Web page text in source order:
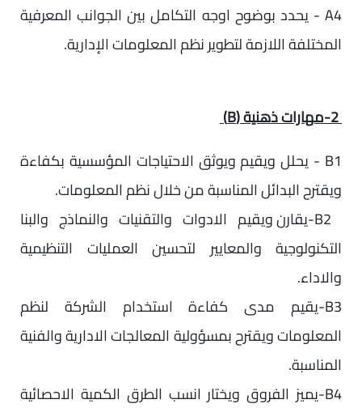
A4 - يحدد بوضوح اوجه التكامل بين الجوانب المعرفية
المختلفة اللازمة لتطوير نظم المعلومات الإدارية.
2-مهارات ذهنية (B)
B1 - يحلل ويقيم ويوثق الاحتياجات المؤسسية بكفاءة
ويقترح البدائل المناسبة من خلال نظم المعلومات.
B2-يقارن ويقيم الادوات والتقنيات والنماذج والبنا
التكنولوجية والمعايير لتحسين العمليات التنظيمية
والاداء.
B3-يقيم مدى كفاءة استخدام الشركة لنظم
المعلومات ويقترح بمسؤولية المعالجات الادارية والفنية
المناسبة.
B4-يميز الفروق ويختار انسب الطرق الكمية الاحصائية